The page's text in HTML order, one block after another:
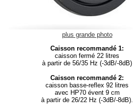
plus grande photo
Caisson recommandé 1:
caisson fermé 22 litres
à partir de 56/35 Hz (-3dB/-8dB)
Caisson recommandé 2:
caisson basse-reflex 92 litres
avec HP70 évent 9 cm
à partir de 26/22 Hz (-3dB/-8dB).